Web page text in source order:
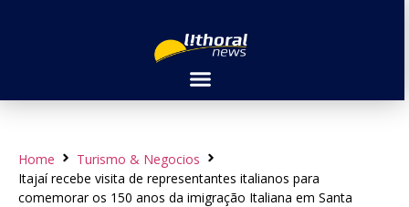
Home
Turismo & Negocios
Itajaí recebe visita de representantes italianos para
comemorar os 150 anos da imigração Italiana em Santa